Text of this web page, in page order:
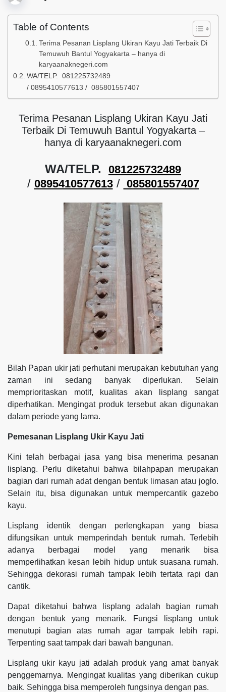
Table of Contents
Terima Pesanan Lisplang Ukiran Kayu Jati Terbaik Di
Temuwuh Bantul Yogyakarta – hanya di
karyaanaknegeri.com
WA/TELP. 081225732489
/ 0895410577613 / 085801557407
Terima Pesanan Lisplang Ukiran Kayu Jati
Terbaik Di Temuwuh Bantul Yogyakarta –
hanya di karyaanaknegeri.com
WA/TELP. 081225732489
/ 0895410577613/ 085801557407
Bilah Papan ukir jati perhutani merupakan kebutuhan yang
zaman ini sedang banyak diperlukan. Selain
memprioritaskan motif, kualitas akan lisplang sangat
diperhatikan. Mengingat produk tersebut akan digunakan
dalam periode yang lama.
Pemesanan Lisplang Ukir Kayu Jati
Kini telah berbagai jasa yang bisa menerima pesanan
lisplang. Perlu diketahui bahwa bilahpapan merupakan
bagian dari rumah adat dengan bentuk limasan atau joglo.
Selain itu, bisa digunakan untuk mempercantik gazebo
kayu.
Lisplang identik dengan perlengkapan yang biasa
difungsikan untuk memperindah bentuk rumah. Terlebih
adanya berbagai model yang menarik bisa
memperlihatkan kesan lebih hidup untuk suasana rumah.
Sehingga dekorasi rumah tampak lebih tertata rapi dan
cantik.
Dapat diketahui bahwa lisplang adalah bagian rumah
dengan bentuk yang menarik. Fungsi lisplang untuk
menutupi bagian atas rumah agar tampak lebih rapi.
Terpenting saat tampak dari bawah bangunan.
Lisplang ukir kayu jati adalah produk yang amat banyak
penggemarnya. Mengingat kualitas yang diberikan cukup
baik. Sehingga bisa memperoleh fungsinya dengan pas.